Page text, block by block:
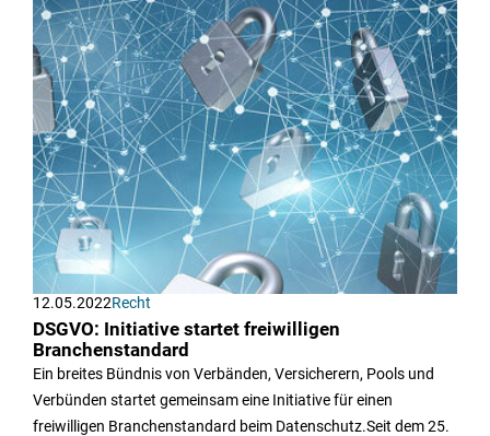
12.05.2022Recht
DSGVO: Initiative startet freiwilligen
Branchenstandard
Ein breites Bündnis von Verbänden, Versicherern, Pools und
Verbünden startet gemeinsam eine Initiative für einen
freiwilligen Branchenstandard beim Datenschutz.Seit dem 25.